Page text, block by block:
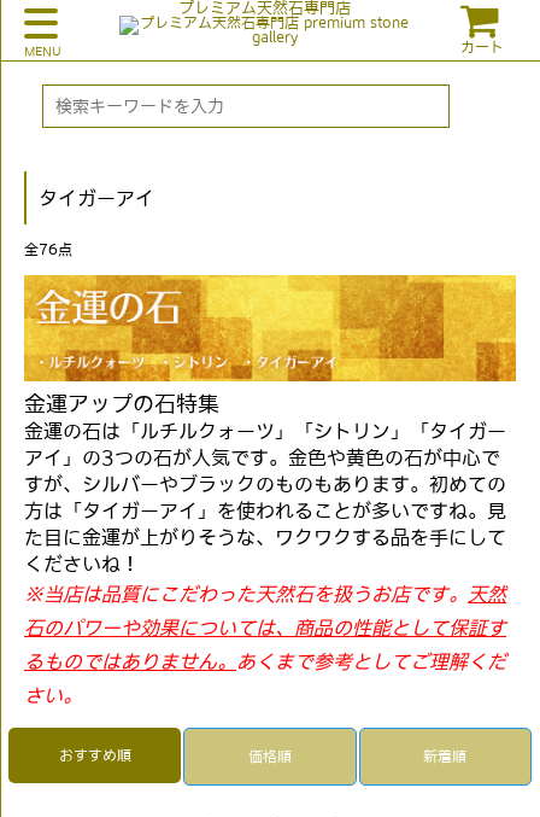
プレミアム天然石専門店
カート
タイガーアイ
全76点
金運アップの石特集
金運の石は「ルチルクォーツ」「シトリン」「タイガー
アイ」の3つの石が人気です。金色や黄色の石が中心で
すが、シルバーやブラックのものもあります。初めての
方は「タイガーアイ」を使われることが多いですね。見
た目に金運が上がりそうな、ワクワクする品を手にして
くださいね！
※当店は品質にこだわった天然石を扱うお店です。
天然
石のパワーや効果については、商品の性能として保証す
るものではありません。
あくまで参考としてご理解くだ
さい。
おすすめ順 価格順 新着順